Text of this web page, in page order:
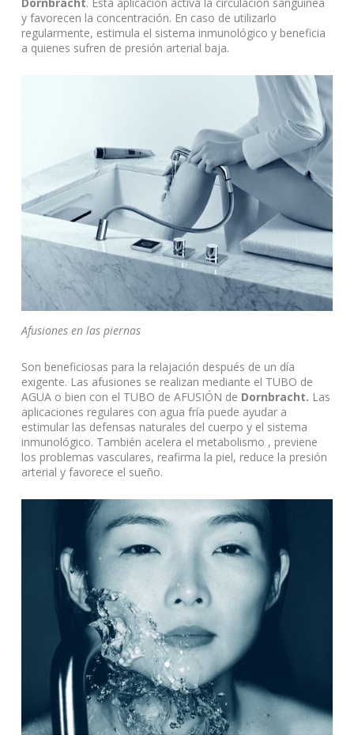
y favorecen la concentración. En caso de utilizarlo
regularmente, estimula el sistema inmunológico y beneficia
a quienes sufren de presión arterial baja.
Afusiones en las piernas
Son beneficiosas para la relajación después de un día
exigente. Las afusiones se realizan mediante el TUBO de
AGUA o bien con el TUBO de AFUSIÓN de Dornbracht. Las
aplicaciones regulares con agua fría puede ayudar a
estimular las defensas naturales del cuerpo y el sistema
inmunológico. También acelera el metabolismo , previene
los problemas vasculares, reafirma la piel, reduce la presión
arterial y favorece el sueño.